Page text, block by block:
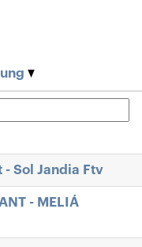
Sol Jandia Ftv
- MELIÁ